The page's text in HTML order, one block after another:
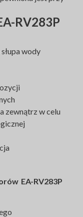
RV283P
wody
zewnątrz w celu
EA-RV283P